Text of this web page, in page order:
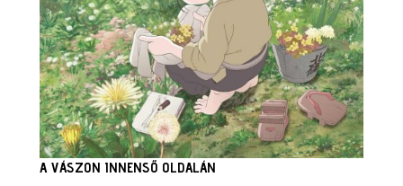
A VÁSZON INNENSŐ OLDALÁN